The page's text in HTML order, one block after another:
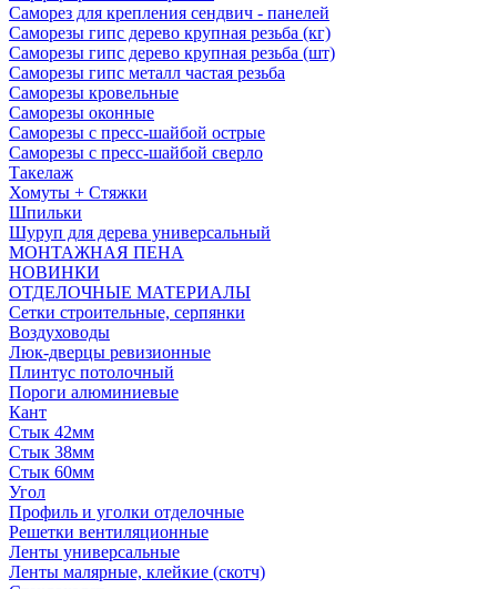
Саморез для крепления сендвич - панелей
Саморезы гипс дерево крупная резьба (кг)
Саморезы гипс дерево крупная резьба (шт)
Саморезы гипс металл частая резьба
Саморезы кровельные
Саморезы оконные
Саморезы с пресс-шайбой острые
Саморезы с пресс-шайбой сверло
Такелаж
Хомуты + Стяжки
Шпильки
Шуруп для дерева универсальный
МОНТАЖНАЯ ПЕНА
НОВИНКИ
ОТДЕЛОЧНЫЕ МАТЕРИАЛЫ
Сетки строительные, серпянки
Воздуховоды
Люк-дверцы ревизионные
Плинтус потолочный
Пороги алюминиевые
Кант
Стык 42мм
Стык 38мм
Стык 60мм
Угол
Профиль и уголки отделочные
Решетки вентиляционные
Ленты универсальные
Ленты малярные, клейкие (скотч)